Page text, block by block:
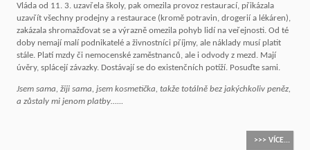
Vláda od 11. 3. uzavřela školy, pak omezila provoz restaurací, přikázala
uzavřít všechny prodejny a restaurace (kromě potravin, drogerií a lékáren),
zakázala shromažďovat se a výrazně omezila pohyb lidí na veřejnosti. Od té
doby nemají malí podnikatelé a živnostníci příjmy, ale náklady musí platit
stále. Platí mzdy či nemocenské zaměstnanců, ale i odvody z mezd. Mají
úvěry, splácejí závazky. Dostávají se do existenčních potíží. Posuďte sami.
Jsem sama, žiji sama, jsem kosmetička, takže totálně bez jakýchkoliv peněz,
a zůstaly mi jenom platby…...
>>> VÍCE...